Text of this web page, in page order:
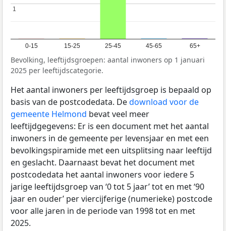
0-15 15-25 25-45 45-65 65+
1
1
Bevolking, leeftijdsgroepen: aantal inwoners op 1 januari
2025 per leeftijdscategorie.
Het aantal inwoners per leeftijdsgroep is bepaald op
basis van de postcodedata. Dedownload voor de
gemeente Helmond bevat veel meer
leeftijdgegevens: Er is een document met het aantal
inwoners in de gemeente per levensjaar en met een
bevolkingspiramide met een uitsplitsing naar leeftijd
en geslacht. Daarnaast bevat het document met
postcodedata het aantal inwoners voor iedere 5
jarige leeftijdsgroep van ‘0 tot 5 jaar’ tot en met ‘90
jaar en ouder’ per viercijferige (numerieke) postcode
voor alle jaren in de periode van 1998 tot en met
2025.